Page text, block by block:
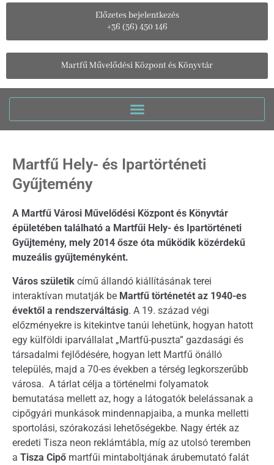
Előzetes bejelentkezés
+36 (56) 450 146
Martfű Művelődési Központ és Könyvtár
Martfű Hely- és Ipartörténeti
Gyűjtemény
A Martfű Városi Művelődési Központ és Könyvtár
épületében található a Martfűi Hely- és Ipartörténeti
Gyűjtemény, mely 2014 ősze óta működik közérdekű
muzeális gyűjteményként.
Város születik című állandó kiállításának terei
interaktívan mutatják be Martfű történetét az 1940-es
évektől a rendszerváltásig. A 19. század végi
előzményekre is kitekintve tanúi lehetünk, hogyan hatott
egy külföldi iparvállalat „Martfű-puszta” gazdasági és
társadalmi fejlődésére, hogyan lett Martfű önálló
település, majd a 70-es években a térség legkorszerűbb
városa. A tárlat célja a történelmi folyamatok
bemutatása mellett az, hogy a látogatók belelássanak a
cipőgyári munkások mindennapjaiba, a munka melletti
sportolási, szórakozási lehetőségekbe. Nagy érték az
eredeti Tisza neon reklámtábla, míg az utolsó teremben
a Tisza Cipő martfűi mintaboltjának árubemutató falát